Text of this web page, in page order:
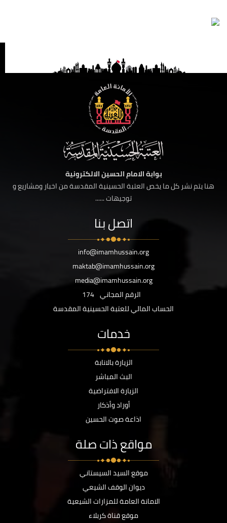
بوابة الامام الحسين الالكترونية
هنا يتم نشر كل ما يخص العتبة الحسينية المقدسة من اخبار ومشاريع و
توجيهات ......
اتصل بنا
info@imamhussain.org
maktab@imamhussain.org
media@imamhussain.org
الرقم المجاني 174
الحساب المالي للعتبة الحسينية المقدسة
خدمات
الزيارة بالانابة
البث المباشر
الزيارة الافتراضية
أوراد وأذكار
اذاعة صوت الحسين
مواقع ذات صلة
موقع السيد السيستاني
ديوان الوقف الشيعي
الامانة العامة للمزارات الشيعية
موقع قناة كربلاء